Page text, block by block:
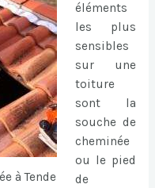
à Tende
éléments
les plus
sensibles
sur une
toiture
sont la
souche de
cheminée
ou le pied
de